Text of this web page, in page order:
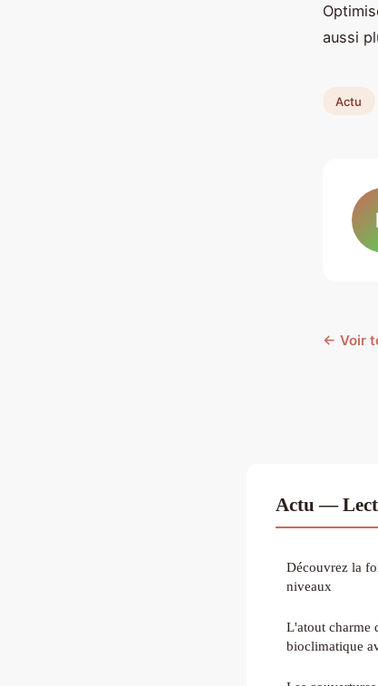
aussi
Actu
← Voir
Actu —
Découvrez la
niveaux
L'atout charme
bioclimatique